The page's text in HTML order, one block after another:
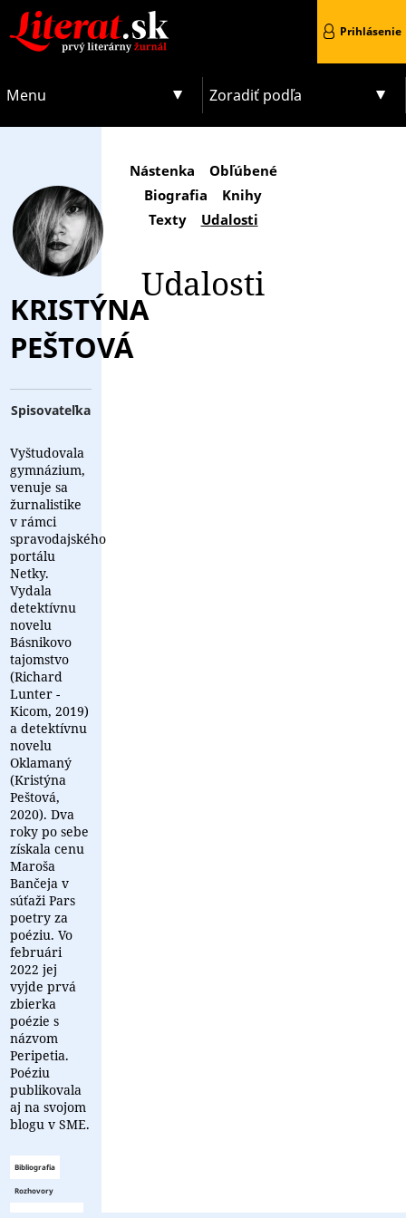
Menu Zoradiť podľa
Prihlásenie
KRISTÝNA
PEŠTOVÁ
Spisovateľka
Vyštudovala
gymnázium,
venuje sa
žurnalistike
v rámci
spravodajského
portálu
Netky.
Vydala
detektívnu
novelu
Básnikovo
tajomstvo
(Richard
Lunter -
Kicom, 2019)
a detektívnu
novelu
Oklamaný
(Kristýna
Peštová,
2020). Dva
roky po sebe
získala cenu
Maroša
Bančeja v
súťaži Pars
poetry za
poéziu. Vo
februári
2022 jej
vyjde prvá
zbierka
poézie s
názvom
Peripetia.
Poéziu
publikovala
aj na svojom
blogu v SME.
Bibliografia
Rozhovory
Nástenka
Obľúbené
Biografia
Knihy
Texty
Udalosti
Udalosti